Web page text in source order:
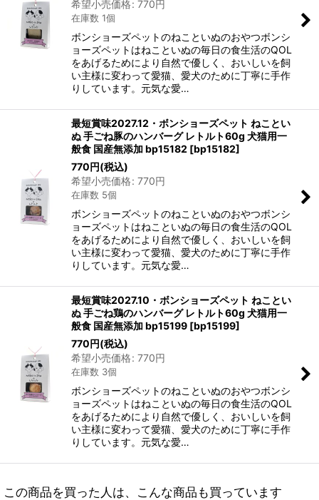
希望小売価格: 770円
在庫数 1個
ボンショーズペットのねこといぬのおやつボンシ
ョーズペットはねこといぬの毎日の食生活のQOL
をあげるためにより自然で優しく、おいしいを飼
い主様に変わって愛猫、愛犬のために丁寧に手作
りしています。元気な愛…
最短賞味2027.12・ボンショーズペット ねことい
ぬ 手ごね豚のハンバーグ レトルト60g 犬猫用一
般食 国産無添加 bp15182 [bp15182]
770円(税込)
希望小売価格: 770円
在庫数 5個
ボンショーズペットのねこといぬのおやつボンシ
ョーズペットはねこといぬの毎日の食生活のQOL
をあげるためにより自然で優しく、おいしいを飼
い主様に変わって愛猫、愛犬のために丁寧に手作
りしています。元気な愛…
最短賞味2027.10・ボンショーズペット ねことい
ぬ 手ごね鶏のハンバーグ レトルト60g 犬猫用一
般食 国産無添加 bp15199 [bp15199]
770円(税込)
希望小売価格: 770円
在庫数 3個
ボンショーズペットのねこといぬのおやつボンシ
ョーズペットはねこといぬの毎日の食生活のQOL
をあげるためにより自然で優しく、おいしいを飼
い主様に変わって愛猫、愛犬のために丁寧に手作
りしています。元気な愛…
この商品を買った人は、こんな商品も買っています